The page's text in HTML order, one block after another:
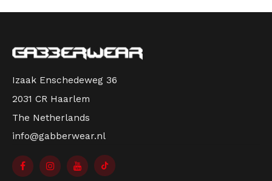
Izaak Enschedeweg 36
2031 CR Haarlem
The Netherlands
info@gabberwear.nl